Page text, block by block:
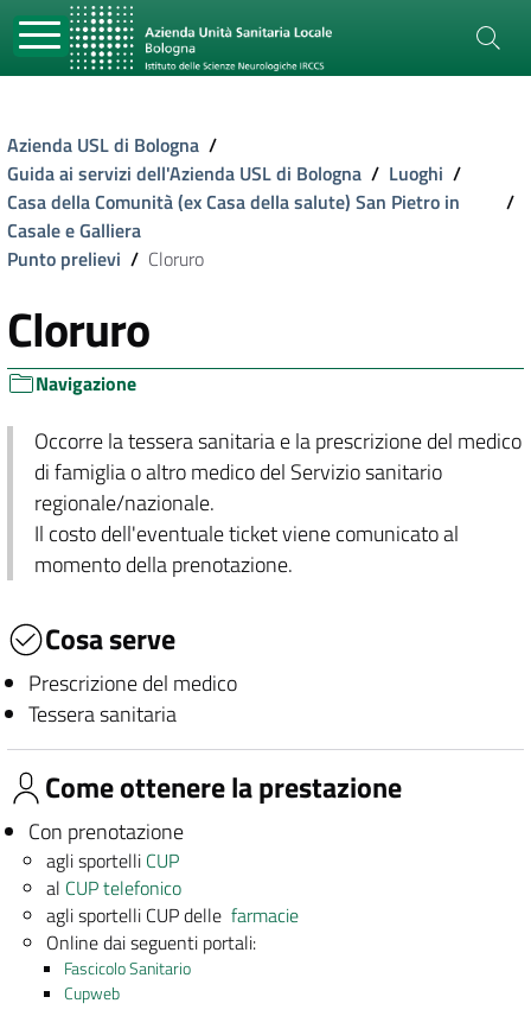
Azienda USL di Bologna /
Guida ai servizi dell'Azienda USL di Bologna / Luoghi /
Casa della Comunità (ex Casa della salute) San Pietro in
Casale e Galliera
/
Punto prelievi / Cloruro
Cloruro
Navigazione
Occorre la tessera sanitaria e la prescrizione del medico
di famiglia o altro medico del Servizio sanitario
regionale/nazionale.
Il costo dell'eventuale ticket viene comunicato al
momento della prenotazione.
Cosa serve
Prescrizione del medico
Tessera sanitaria
Come ottenere la prestazione
Con prenotazione
agli sportelli CUP
al CUP telefonico
agli sportelli CUP dellefarmacie
Online dai seguenti portali:
Fascicolo Sanitario
Cupweb